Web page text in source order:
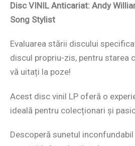
Disc VINIL Anticariat: Andy
Song Stylist
Evaluarea stării discului
discul propriu-zis, pentru starea
vă uitați la poze!
Acest disc vinil LP oferă o
ideală pentru colecționari și
Descoperă sunetul